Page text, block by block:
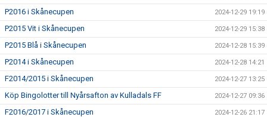
P2016 i Skånecupen 2024-12-29 19:19
P2015 Vit i Skånecupen 2024-12-29 15:38
P2015 Blå i Skånecupen 2024-12-28 15:39
P2014 i Skånecupen 2024-12-28 14:21
F2014/2015 i Skånecupen 2024-12-27 13:25
Köp Bingolotter till Nyårsafton av Kulladals FF 2024-12-27 09:36
F2016/2017 i Skånecupen 2024-12-26 21:17